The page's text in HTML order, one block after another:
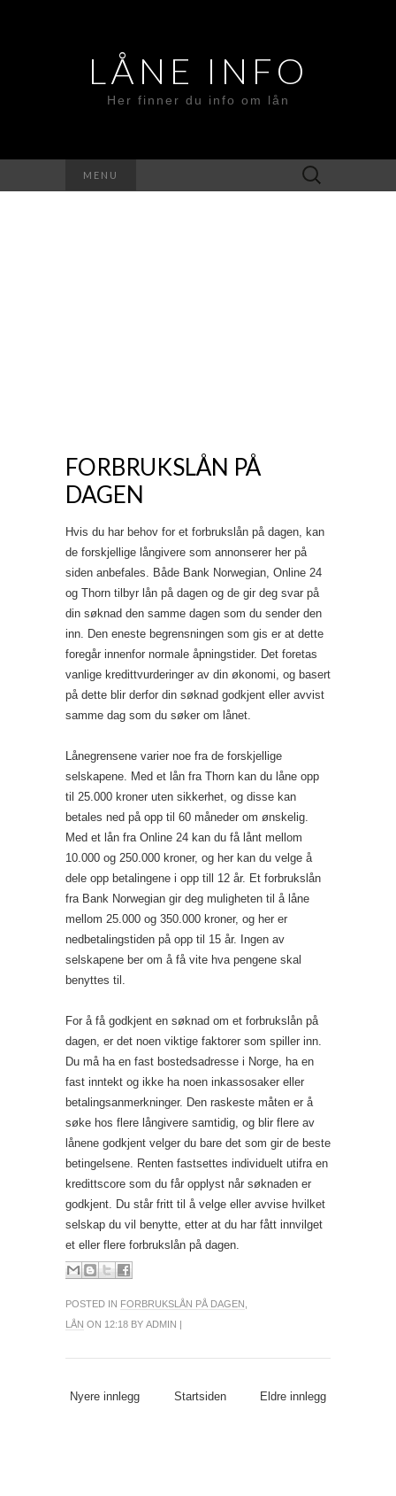
LÅNE INFO
Her finner du info om lån
MENU
Search
for:
FORBRUKSLÅN PÅ
DAGEN
Hvis du har behov for et forbrukslån på dagen, kan
de forskjellige långivere som annonserer her på
siden anbefales. Både Bank Norwegian, Online 24
og Thorn tilbyr lån på dagen og de gir deg svar på
din søknad den samme dagen som du sender den
inn. Den eneste begrensningen som gis er at dette
foregår innenfor normale åpningstider. Det foretas
vanlige kredittvurderinger av din økonomi, og basert
på dette blir derfor din søknad godkjent eller avvist
samme dag som du søker om lånet.
Lånegrensene varier noe fra de forskjellige
selskapene. Med et lån fra Thorn kan du låne opp
til 25.000 kroner uten sikkerhet, og disse kan
betales ned på opp til 60 måneder om ønskelig.
Med et lån fra Online 24 kan du få lånt mellom
10.000 og 250.000 kroner, og her kan du velge å
dele opp betalingene i opp till 12 år. Et forbrukslån
fra Bank Norwegian gir deg muligheten til å låne
mellom 25.000 og 350.000 kroner, og her er
nedbetalingstiden på opp til 15 år. Ingen av
selskapene ber om å få vite hva pengene skal
benyttes til.
For å få godkjent en søknad om et forbrukslån på
dagen, er det noen viktige faktorer som spiller inn.
Du må ha en fast bostedsadresse i Norge, ha en
fast inntekt og ikke ha noen inkassosaker eller
betalingsanmerkninger. Den raskeste måten er å
søke hos flere långivere samtidig, og blir flere av
lånene godkjent velger du bare det som gir de beste
betingelsene. Renten fastsettes individuelt utifra en
kredittscore som du får opplyst når søknaden er
godkjent. Du står fritt til å velge eller avvise hvilket
selskap du vil benytte, etter at du har fått innvilget
et eller flere forbrukslån på dagen.
POSTED IN FORBRUKSLÅN PÅ DAGEN
LÅN ON 12:18 BY ADMIN |
Nyere innlegg Eldre innlegg
Startsiden